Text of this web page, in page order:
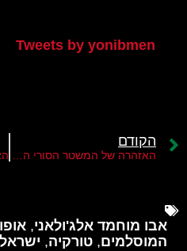
Tweets by yonibmen
הקודם
אבו מוחמד אלג'ולאני,
המוסלמים, טורקיה, ישראל